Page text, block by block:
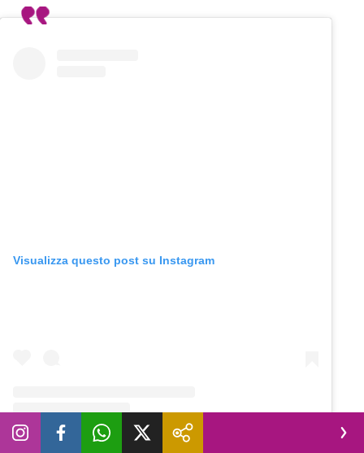
Visualizza questo post su Instagram